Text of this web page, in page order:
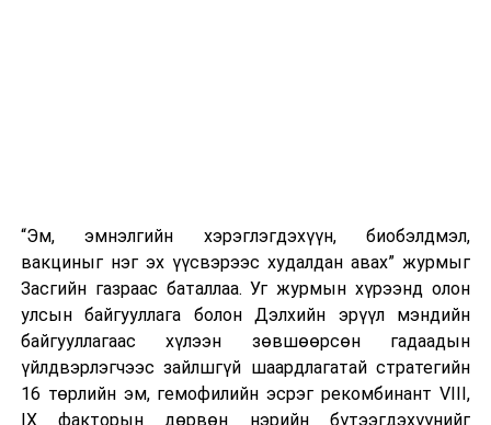
“Эм, эмнэлгийн хэрэглэгдэхүүн, биобэлдмэл,
вакциныг нэг эх үүсвэрээс худалдан авах” журмыг
Засгийн газраас баталлаа. Уг журмын хүрээнд олон
улсын байгууллага болон Дэлхийн эрүүл мэндийн
байгууллагаас хүлээн зөвшөөрсөн гадаадын
үйлдвэрлэгчээс зайлшгүй шаардлагатай стратегийн
16 төрлийн эм, гемофилийн эсрэг рекомбинант VIII,
IX факторын дөрвөн нэрийн бүтээгдэхүүнийг